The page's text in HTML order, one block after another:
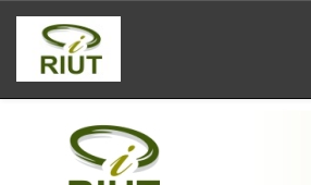
Skip
navigation